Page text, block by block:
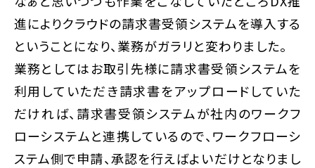
進によりクラウドの請求書受領システムを導入する
ということになり、業務がガラリと変わりました。
業務としてはお取引先様に請求書受領システムを
利用していただき請求書をアップロードしていた
だければ、請求書受領システムが社内のワークフ
ローシステムと連携しているので、ワークフローシ
ステム側で申請、承認を行えばよいだけとなりまし